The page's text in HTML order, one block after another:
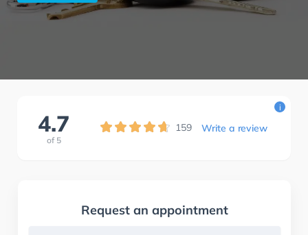
4.7
of 5
159 Write a review
i
Request an appointment